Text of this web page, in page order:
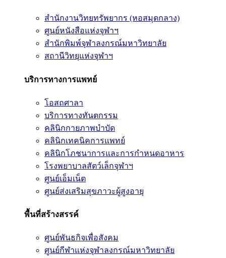
สำนักงานวิทยทรัพยากร (หอสมุดกลาง)
ศูนย์หนังสือแห่งจุฬาฯ
สำนักพิมพ์จุฬาลงกรณ์มหาวิทยาลัย
สถานีวิทยุแห่งจุฬาฯ
บริการทางการแพทย์
โอสถศาลา
บริการทางทันตกรรม
คลินิกกายภาพบำบัด
คลินิกเทคนิคการแพทย์
คลินิกโภชนาการและการกำหนดอาหาร
โรงพยาบาลสัตว์เล็กจุฬาฯ
ศูนย์เอ็มเน็ต
ศูนย์ส่งเสริมสุขภาวะผู้สูงอายุ
พื้นที่สร้างสรรค์
ศูนย์พันธกิจเพื่อสังคม
ศูนย์กีฬาแห่งจุฬาลงกรณ์มหาวิทยาลัย